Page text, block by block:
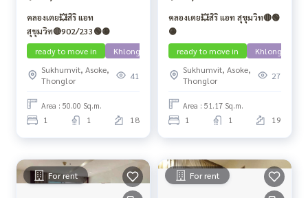
คลองเตย💥สิริ แอท
สุขุมวิท🔴902/233🟢🟡
ready to move in
Khlong Toei
Sukhumvit, Asoke,
Thonglor
41
Area : 50.00 Sq.m.
1 1 18
คลองเตย💥สิริ แอท สุขุมวิท🔴🟢
🟡
ready to move in
Khlong Toei
Sukhumvit, Asoke,
Thonglor
27
Area : 51.17 Sq.m.
1 1 19
For rent For rent